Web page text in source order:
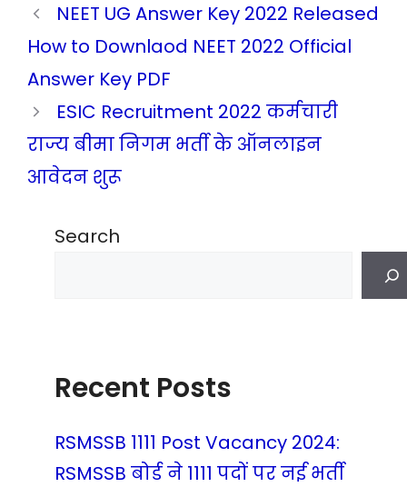
NEET UG Answer Key 2022 Released
How to Downlaod NEET 2022 Official
Answer Key PDF
ESIC Recruitment 2022 कर्मचारी
राज्य बीमा निगम भर्ती के ऑनलाइन
आवेदन शुरू
Search
Recent Posts
RSMSSB 1111 Post Vacancy 2024:
RSMSSB बोर्ड ने 1111 पदों पर नई भर्ती